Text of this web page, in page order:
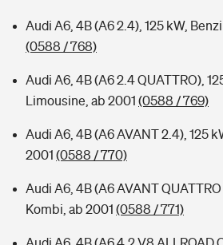
Audi A6, 4B (A6 2.4), 125 kW,
(0588 / 768)
Audi A6, 4B (A6 2.4 QUATTRO),
Limousine, ab 2001 (0588 / 769)
Audi A6, 4B (A6 AVANT 2.4), 125
2001 (0588 / 770)
Audi A6, 4B (A6 AVANT QUATTRO
Kombi, ab 2001 (0588 / 771)